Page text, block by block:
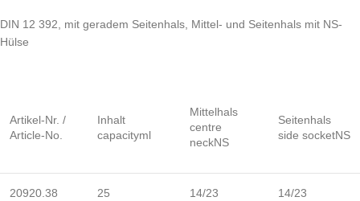
DIN 12 392, mit geradem Seitenhals, Mittel- und Seitenhals mit NS-
Hülse
Artikel-Nr. /
Article-No.
Inhalt
capacityml
Mittelhals
centre
neckNS
Seitenhals
side socketNS
20920.38 25 14/23 14/23